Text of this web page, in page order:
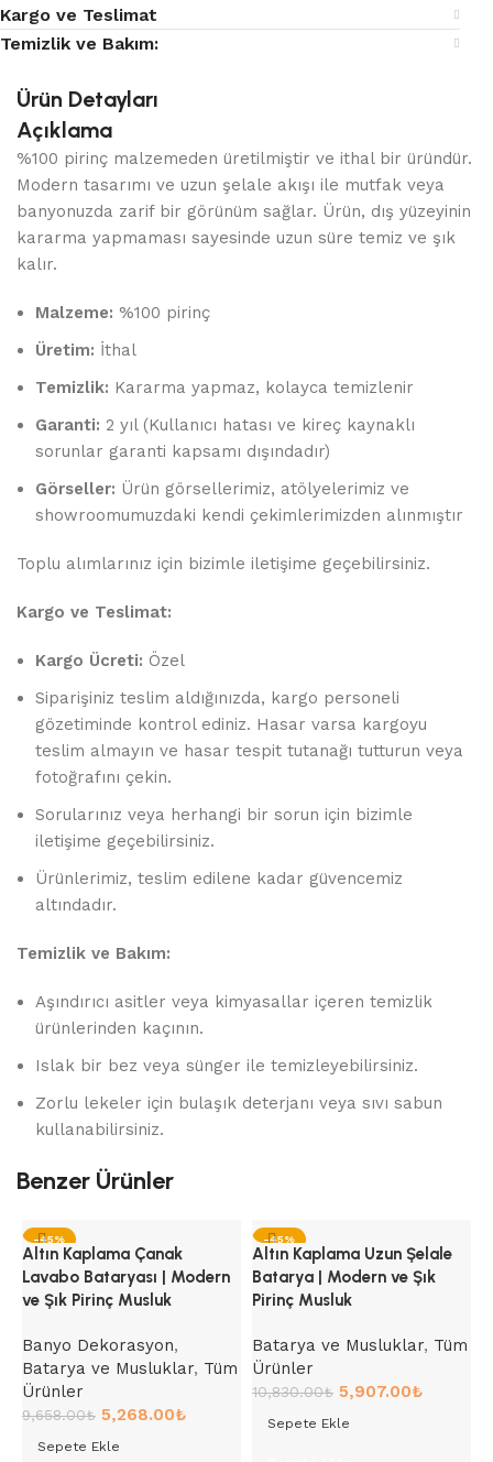
Kargo ve Teslimat
Temizlik ve Bakım:
Ürün Detayları
Açıklama
%100 pirinç malzemeden üretilmiştir ve ithal bir üründür.
Modern tasarımı ve uzun şelale akışı ile mutfak veya
banyonuzda zarif bir görünüm sağlar. Ürün, dış yüzeyinin
kararma yapmaması sayesinde uzun süre temiz ve şık
kalır.
Malzeme: %100 pirinç
Üretim: İthal
Temizlik: Kararma yapmaz, kolayca temizlenir
Garanti: 2 yıl (Kullanıcı hatası ve kireç kaynaklı
sorunlar garanti kapsamı dışındadır)
Görseller: Ürün görsellerimiz, atölyelerimiz ve
showroomumuzdaki kendi çekimlerimizden alınmıştır
Toplu alımlarınız için bizimle iletişime geçebilirsiniz.
Kargo ve Teslimat:
Kargo Ücreti: Özel
Siparişiniz teslim aldığınızda, kargo personeli
gözetiminde kontrol ediniz. Hasar varsa kargoyu
teslim almayın ve hasar tespit tutanağı tutturun veya
fotoğrafını çekin.
Sorularınız veya herhangi bir sorun için bizimle
iletişime geçebilirsiniz.
Ürünlerimiz, teslim edilene kadar güvencemiz
altındadır.
Temizlik ve Bakım:
Aşındırıcı asitler veya kimyasallar içeren temizlik
ürünlerinden kaçının.
Islak bir bez veya sünger ile temizleyebilirsiniz.
Zorlu lekeler için bulaşık deterjanı veya sıvı sabun
kullanabilirsiniz.
Benzer Ürünler
-45%
Altın Kaplama Çanak
Lavabo Bataryası | Modern
ve Şık Pirinç Musluk
Banyo Dekorasyon,
Batarya ve Musluklar, Tüm
Ürünler
9,658.00₺ 5,268.00₺
Sepete Ekle
-45%
Altın Kaplama Uzun Şelale
Batarya | Modern ve Şık
Pirinç Musluk
Batarya ve Musluklar, Tüm
Ürünler
10,830.00₺ 5,907.00₺
Sepete Ekle